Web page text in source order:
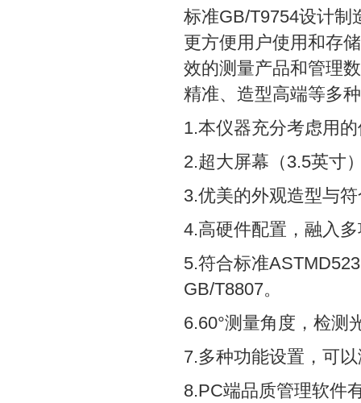
标准GB/T9754设计制
更方便用户使用和存
效的测量产品和管理
精准、造型高端等多
1.本仪器充分考虑用
2.超大屏幕（3.5英寸
3.优美的外观造型与
4.高硬件配置，融入
5.符合标准
GB/T8807。
6.60°测量角度，检测
7.多种功能设置，可
8.PC端品质管理软件